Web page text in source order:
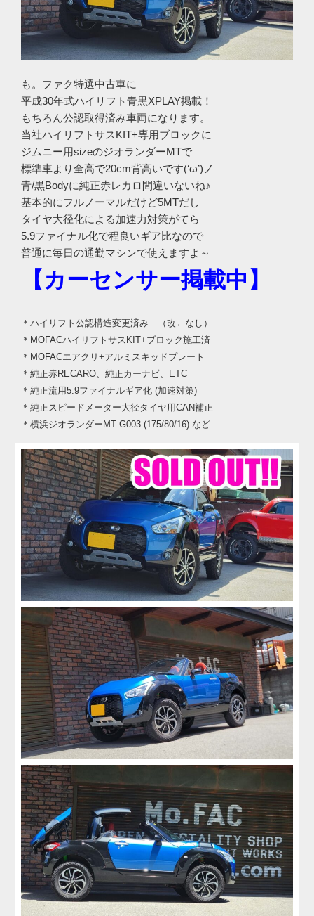
も。ファク特選中古車に
平成30年式ハイリフト青黒XPLAY掲載！
もちろん公認取得済み車両になります。
当社ハイリフトサスKIT+専用ブロックに
ジムニー用sizeのジオランダーMTで
標準車より全高で20cm背高いです(‘ω’)ノ
青/黒Bodyに純正赤レカロ間違いないね♪
基本的にフルノーマルだけど5MTだし
タイヤ大径化による加速力対策がてら
5.9ファイナル化で程良いギア比なので
普通に毎日の通勤マシンで使えますよ～
【カーセンサー掲載中】
＊ハイリフト公認構造変更済み （改←なし）
＊MOFACハイリフトサスKIT+ブロック施工済
＊MOFACエアクリ+アルミスキッドプレート
＊純正赤RECARO、純正カーナビ、ETC
＊純正流用5.9ファイナルギア化 (加速対策)
＊純正スピードメーター大径タイヤ用CAN補正
＊横浜ジオランダーMT G003 (175/80/16) など